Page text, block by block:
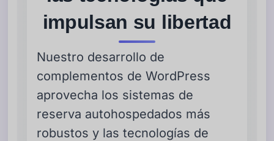
impulsan su libertad
Nuestro desarrollo de
complementos de WordPress
aprovecha los sistemas de
reserva autohospedados más
robustos y las tecnologías de